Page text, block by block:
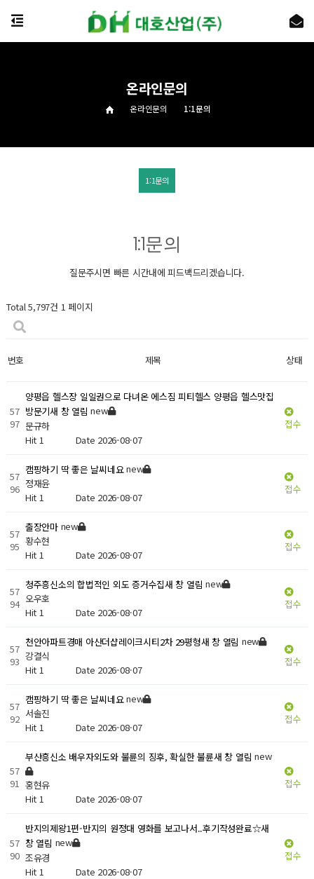
1:1문의
온라인문의 1:1문의
온라인문의
1:1문의
질문주시면 빠른 시간내에 피드백드리겠습니다.
Total 5,797건 1 페이지
번호 제목 상태
57
97
양평읍 헬스장 일일권으로 다녀온 에스짐 피티헬스 양평읍 헬스맛집
방문기새 창 열림new
문규하
Hit 1 Date 2026-08-07
접수
57
96
캠핑하기 딱 좋은 날씨네요new
정재윤
Hit 1 Date 2026-08-07
접수
57
95
출장안마 new
황수현
Hit 1 Date 2026-08-07
접수
57
94
청주흥신소의 합법적인 외도 증거수집새 창 열림new
오우호
Hit 1 Date 2026-08-07
접수
57
93
천안아파트경매 아산더샵레이크시티2차 29평형새 창 열림 new
강결식
Hit 1 Date 2026-08-07
접수
57
92
캠핑하기 딱 좋은 날씨네요new
서솔진
Hit 1 Date 2026-08-07
접수
57
91
부산흥신소 배우자외도와 불륜의 징후, 확실한 불륜새 창 열림new
홍현유
Hit 1 Date 2026-08-07
접수
57
90
반지의제왕1편-반지의 원정대 영화를 보고나서..후기작성완료☆새
창 열림 new
조유경
Hit 1 Date 2026-08-07
접수